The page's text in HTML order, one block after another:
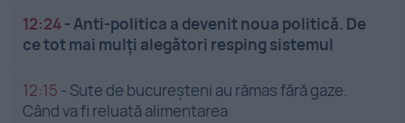
12:24-Anti-politica a devenit noua politică. De
ce tot mai mulți alegători resping sistemul
12:15 - Sute de bucureșteni au rămas fără gaze.
Când va fi reluată alimentarea